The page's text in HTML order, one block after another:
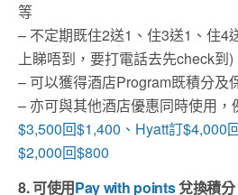
等
– 不定期既住2送1、住3送1、住4
上睇唔到，要打電話去先check到)
– 可以獲得酒店Program既積分及
– 亦可與其他酒店優惠同時使用，
$3,500回$1,400、Hyatt訂$4,000
$2,000回$800
8. 可使用Pay with points兌換積分